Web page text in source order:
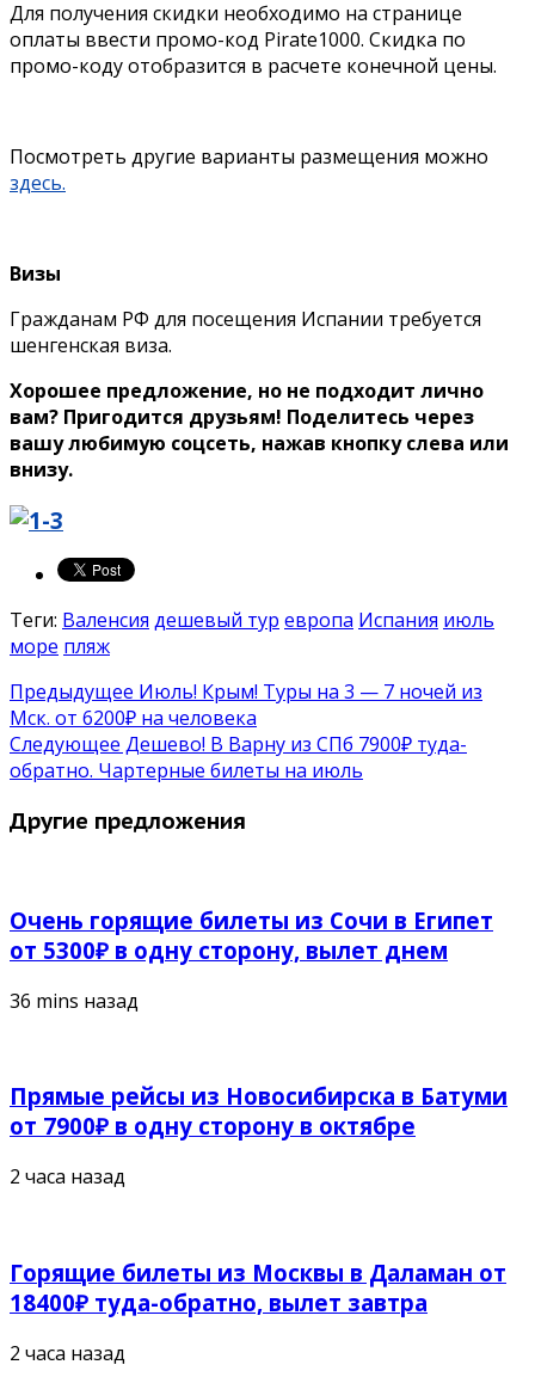
Для получения скидки необходимо на странице
оплаты ввести промо-код Pirate1000. Скидка по
промо-коду отобразится в расчете конечной цены.
Посмотреть другие варианты размещения можно
здесь.
Визы
Гражданам РФ для посещения Испании требуется
шенгенская виза.
Хорошее предложение, но не подходит лично
вам? Пригодится друзьям! Поделитесь через
вашу любимую соцсеть, нажав кнопку слева или
внизу.
Теги: Валенсия дешевый тур европа Испания июль
море пляж
Предыдущее Июль! Крым! Туры на 3 — 7 ночей из
Мск. от 6200₽ на человека
Следующее Дешево! В Варну из СПб 7900₽ туда-
обратно. Чартерные билеты на июль
Другие предложения
Очень горящие билеты из Сочи в Египет
от 5300₽ в одну сторону, вылет днем
36 mins назад
Прямые рейсы из Новосибирска в Батуми
от 7900₽ в одну сторону в октябре
2 часа назад
Горящие билеты из Москвы в Даламан от
18400₽ туда-обратно, вылет завтра
2 часа назад